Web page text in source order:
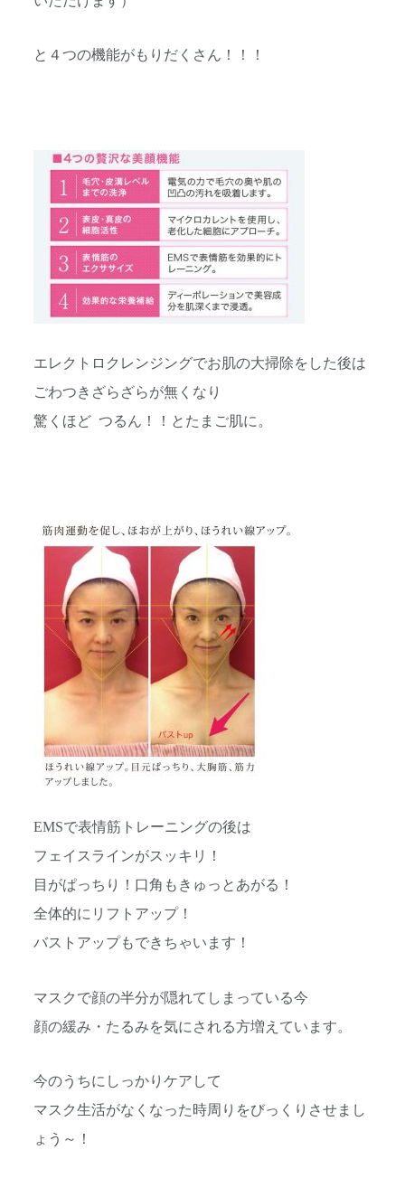
と４つの機能がもりだくさん！！！
エレクトロクレンジングでお肌の大掃除をした後は
ごわつきざらざらが無くなり
驚くほど つるん！！とたまご肌に。
EMSで表情筋トレーニングの後は
フェイスラインがスッキリ！
目がぱっちり！口角もきゅっとあがる！
全体的にリフトアップ！
バストアップもできちゃいます！
マスクで顔の半分が隠れてしまっている今
顔の緩み・たるみを気にされる方増えています。
今のうちにしっかりケアして
マスク生活がなくなった時周りをびっくりさせまし
ょう～！